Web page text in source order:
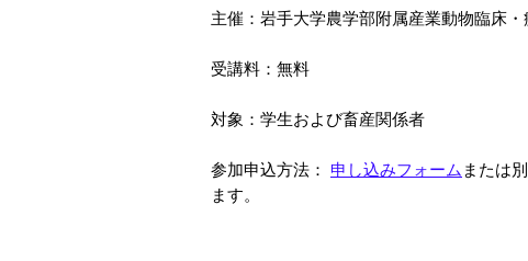
主催：岩手大学農学部附属産業動物臨床
受講料：無料
対象：学生および畜産関係者
参加申込方法： 申し込みフォーム または
ます。